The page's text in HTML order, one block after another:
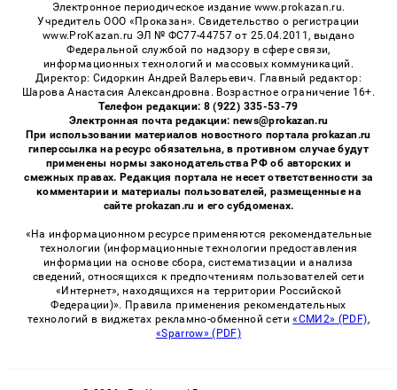
Электронное периодическое издание www.prokazan.ru.
Учредитель ООО «Проказан». Cвидетельство о регистрации
www.ProKazan.ru ЭЛ № ФС77-44757 от 25.04.2011, выдано
Федеральной службой по надзору в сфере связи,
информационных технологий и массовых коммуникаций.
Директор: Сидоркин Андрей Валерьевич. Главный редактор:
Шарова Анастасия Александровна. Возрастное ограничение 16+.
Телефон редакции: 8 (922) 335-53-79
Электронная почта редакции: news@prokazan.ru
При использовании материалов новостного портала prokazan.ru
гиперссылка на ресурс обязательна, в противном случае будут
применены нормы законодательства РФ об авторских и
смежных правах. Редакция портала не несет ответственности за
комментарии и материалы пользователей, размещенные на
сайте prokazan.ru и его субдоменах.
«На информационном ресурсе применяются рекомендательные
технологии (информационные технологии предоставления
информации на основе сбора, систематизации и анализа
сведений, относящихся к предпочтениям пользователей сети
«Интернет», находящихся на территории Российской
Федерации)». Правила применения рекомендательных
технологий в виджетах рекламно-обменной сети«СМИ2» (PDF),
«Sparrow» (PDF)